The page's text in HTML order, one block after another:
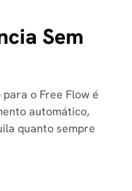
Sem
o Free Flow é
automático,
quanto sempre